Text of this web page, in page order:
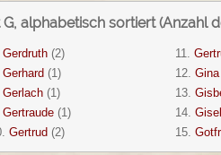
alphabetisch sortiert (Anzahl
Gerdruth (2)
Gerhard (1)
Gerlach (1)
Gertraude (1)
Gertrud (2)
11.
12. Gina
13.
14.
15.